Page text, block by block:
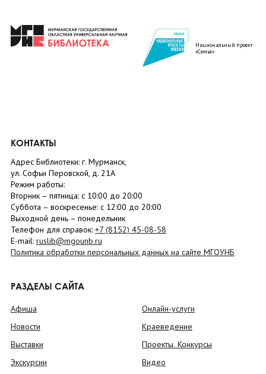
Национальный проект
«Семья»
КОНТАКТЫ
Адрес Библиотеки: г. Мурманск,
ул. Софьи Перовской, д. 21А
Режим работы:
Вторник – пятница: с 10:00 до 20:00
Суббота – воскресенье: c 12:00 до 20:00
Выходной день – понедельник
Телефон для справок: +7 (8152) 45-08-58
E-mail: ruslib@mgounb.ru
Политика обработки персональных данных на сайте МГОУНБ
РАЗДЕЛЫ САЙТА
Афиша
Новости
Выставки
Экскурсии
Онлайн-услуги
Краеведение
Проекты. Конкурсы
Видео